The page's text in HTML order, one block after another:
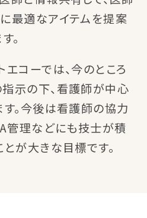
最適なアイテムを提案
。
コーでは、今のところ
示の下、看護師が中心
す。今後は看護師の協力
管理などにも技士が積
が大きな目標です。